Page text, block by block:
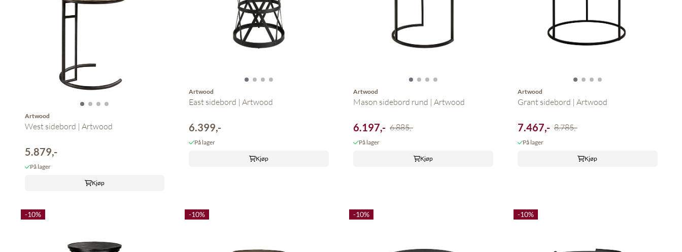
Artwood
West sidebord | Artwood
5.879,-
På lager
Kjøp
Artwood
East sidebord | Artwood
6.399,-
På lager
Kjøp
Artwood
Mason sidebord rund | Artwood
6.197,- 6.885,-
På lager
Kjøp
Artwood
Grant sidebord | Artwood
7.467,- 8.785,-
På lager
Kjøp
-10% -10% -10% -10%